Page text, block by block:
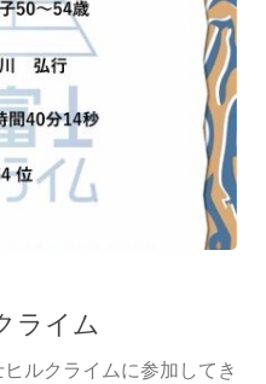
ライム
ルクライムに参加してき